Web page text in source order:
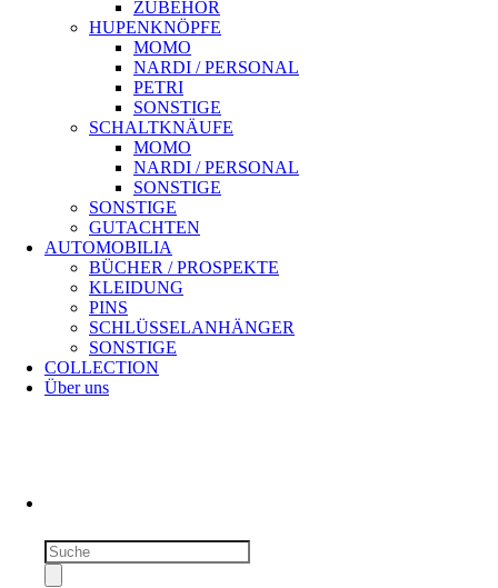
ZUBEHÖR
HUPENKNÖPFE
MOMO
NARDI / PERSONAL
PETRI
SONSTIGE
SCHALTKNÄUFE
MOMO
NARDI / PERSONAL
SONSTIGE
SONSTIGE
GUTACHTEN
AUTOMOBILIA
BÜCHER / PROSPEKTE
KLEIDUNG
PINS
SCHLÜSSELANHÄNGER
SONSTIGE
COLLECTION
Über uns
Produktsuche